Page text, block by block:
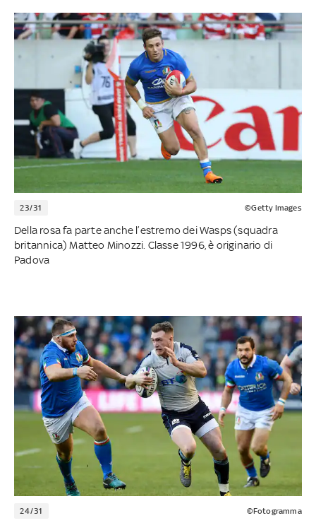
23/31 ©Getty Images
Della rosa fa parte anche l’estremo dei Wasps (squadra
britannica) Matteo Minozzi. Classe 1996, è originario di
Padova
24/31 ©Fotogramma